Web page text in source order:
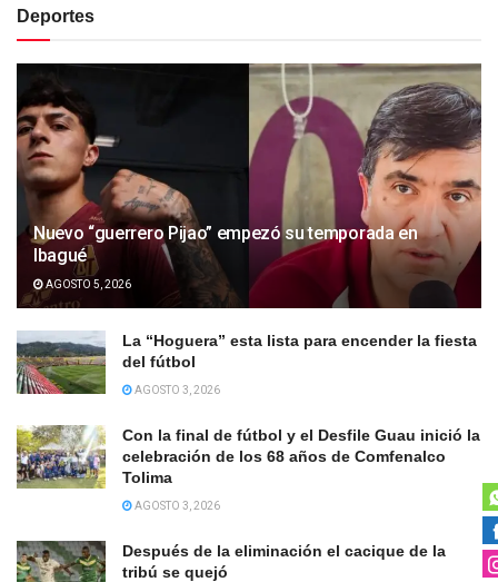
Deportes
Nuevo “guerrero Pijao” empezó su temporada en
Ibagué
AGOSTO 5, 2026
La “Hoguera” esta lista para encender la fiesta
del fútbol
AGOSTO 3, 2026
Con la final de fútbol y el Desfile Guau inició la
celebración de los 68 años de Comfenalco
Tolima
AGOSTO 3, 2026
Después de la eliminación el cacique de la
tribú se quejó